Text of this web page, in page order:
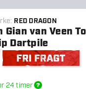
: RED DRAGON
Gian van Veen
Dartpile
24 timer